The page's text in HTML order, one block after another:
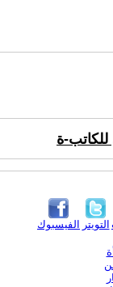
للكاتب-ة
الفيسبوك التويتر